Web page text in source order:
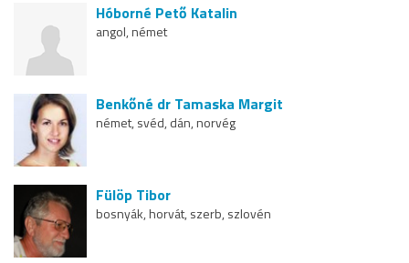
Hóborné Pető Katalin
angol, német
Benkőné dr Tamaska Margit
német, svéd, dán, norvég
Fülöp Tibor
bosnyák, horvát, szerb, szlovén